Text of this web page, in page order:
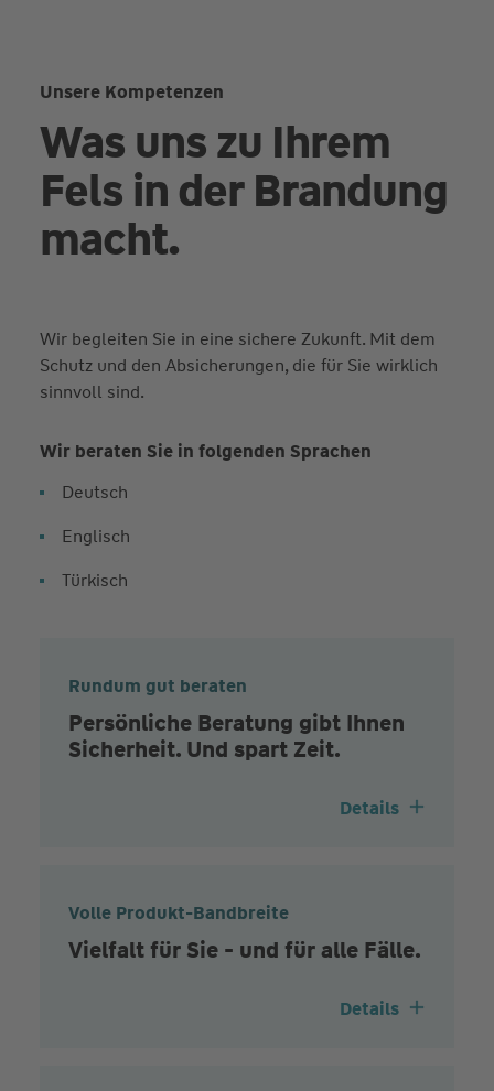
Unsere Kompetenzen
Was uns zu Ihrem
Fels in der Brandung
macht.
Wir begleiten Sie in eine sichere Zukunft. Mit dem
Schutz und den Absicherungen, die für Sie wirklich
sinnvoll sind.
Wir beraten Sie in folgenden Sprachen
Deutsch
Englisch
Türkisch
Rundum gut beraten
Persönliche Beratung gibt Ihnen
Sicherheit. Und spart Zeit.
Details
Volle Produkt-Bandbreite
Vielfalt für Sie - und für alle Fälle.
Details